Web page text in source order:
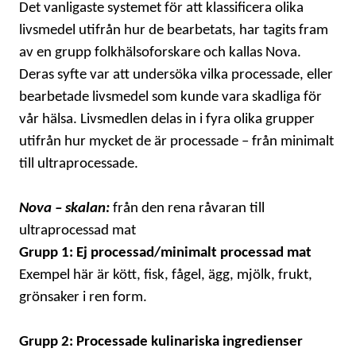
LAVENDELGÖMMAN
INTEGRITETSPOLICY
MINA BÖCKER
Det vanligaste systemet för att klassificera olika
livsmedel utifrån hur de bearbetats, har tagits fram
av en grupp folkhälsoforskare och kallas Nova.
Deras syfte var att undersöka vilka processade, eller
bearbetade livsmedel som kunde vara skadliga för
vår hälsa. Livsmedlen delas in i fyra olika grupper
utifrån hur mycket de är processade – från minimalt
till ultraprocessade.
Nova – skalan: från den rena råvaran till
ultraprocessad mat
Grupp 1: Ej processad/minimalt processad mat
Exempel här är kött, fisk, fågel, ägg, mjölk, frukt,
grönsaker i ren form.
Grupp 2: Processade kulinariska ingredienser